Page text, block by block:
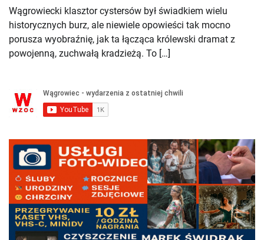
Wągrowiecki klasztor cystersów był świadkiem wielu
historycznych burz, ale niewiele opowieści tak mocno
porusza wyobraźnię, jak ta łącząca królewski dramat z
powojenną, zuchwałą kradzieżą. To […]